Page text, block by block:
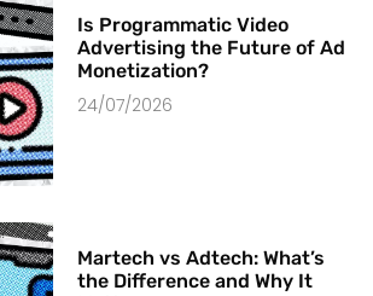
Is Programmatic Video
Advertising the Future of Ad
Monetization?
24/07/2026
Martech vs Adtech: What’s
the Difference and Why It